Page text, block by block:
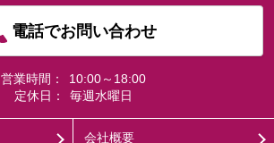
電話でお問い合わせ
営業時間：
10:00～18:00
定休日：
毎週水曜日
会社概要